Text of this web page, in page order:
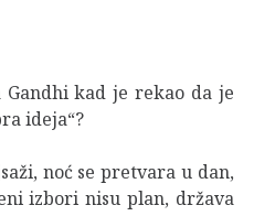
kad je rekao da je
ideja“?
noć se pretvara u dan,
izbori nisu plan, država